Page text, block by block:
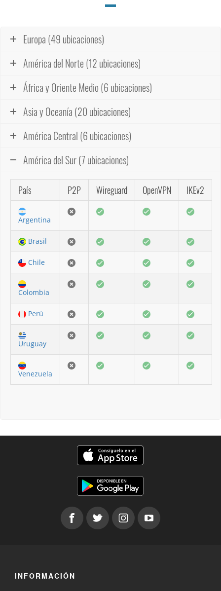
Europa (49 ubicaciones)
América del Norte (12 ubicaciones)
África y Oriente Medio (6 ubicaciones)
Asia y Oceanía (20 ubicaciones)
América Central (6 ubicaciones)
América del Sur (7 ubicaciones)
País P2P Wireguard OpenVPN IKEv2
Argentina
Brasil
Chile
Colombia
Perú
Uruguay
Venezuela
INFORMACIÓN